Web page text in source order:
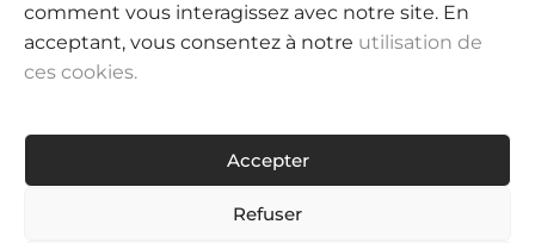
comment vous interagissez avec notre site. En
acceptant, vous consentez à notre utilisation de
ces cookies.
Accepter
Refuser